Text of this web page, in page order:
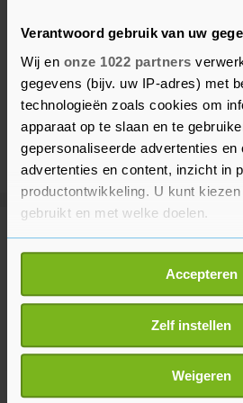
Verantwoord gebruik van uw
Wij en onze 1022 partners
gegevens (bijv. uw IP-adres) met
technologieën zoals cookies om
apparaat op te slaan en te
gepersonaliseerde advertenties en
advertenties en content, inzicht in
productontwikkeling. U kunt
gebruikt en met welke doelen.
Als u het toestaat, willen we ook
Informatie verzamelen over
locatie, die tot een paar meter
Uw apparaat identificeren
scannen op specifieke
Lees meer over hoe uw
verwerkt en stel uw voorkeuren in
Accepteren
Zelf instellen
Weigeren
Meer uit Binnenland
Duizenden mensen lopen
Amsterdam tijdens
57 minuten geleden